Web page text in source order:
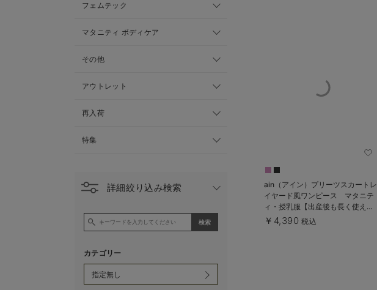
フェムテック
マタニティ ボディケア
その他
アウトレット
再入荷
特集
詳細絞り込み検索
カテゴリー
ain（アイン）プリーツスカートレ
イヤード風ワンピース マタニテ
ィ・授乳服【出産後も長く使え
る】
￥4,390 税込